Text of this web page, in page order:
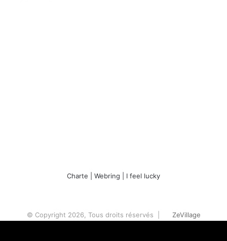
Charte Webring I feel lucky
© Copyright 2026, Tous droits réservés | ZeVillage